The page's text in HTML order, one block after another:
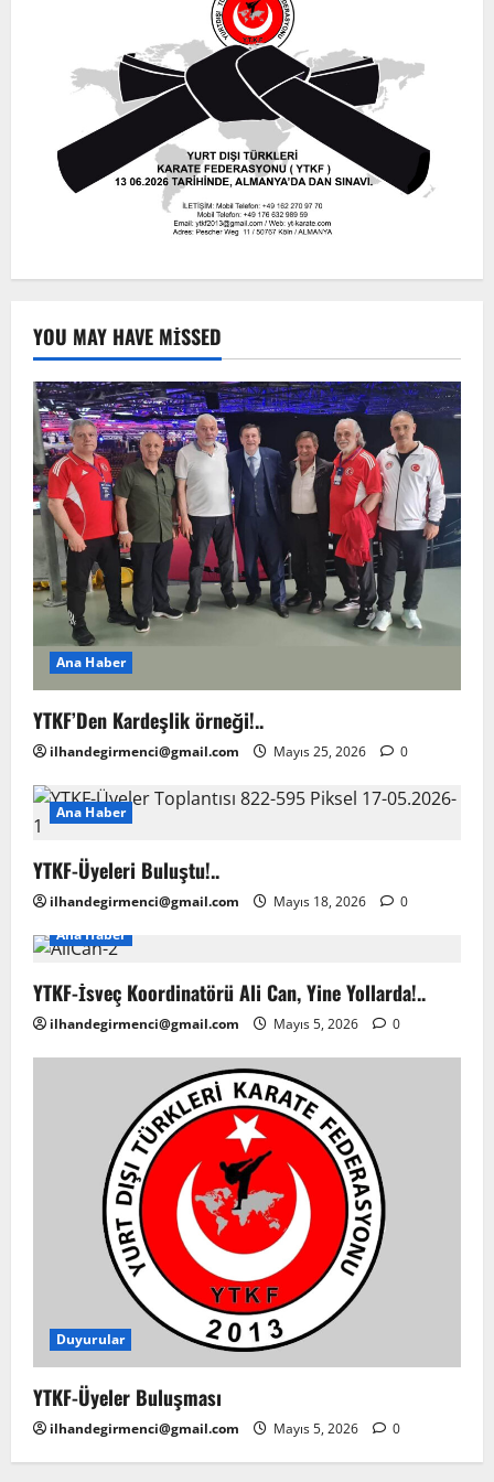
YOU MAY HAVE MISSED
Ana Haber
YTKF’Den Kardeşlik örneği!..
ilhandegirmenci@gmail.com Mayıs 25, 2026 0
Ana Haber
YTKF-Üyeleri Buluştu!..
ilhandegirmenci@gmail.com Mayıs 18, 2026
0
Ana Haber
YTKF-İsveç Koordinatörü Ali Can, Yine Yollarda!..
ilhandegirmenci@gmail.com Mayıs 5, 2026 0
Duyurular
YTKF-Üyeler Buluşması
ilhandegirmenci@gmail.com Mayıs 5, 2026 0